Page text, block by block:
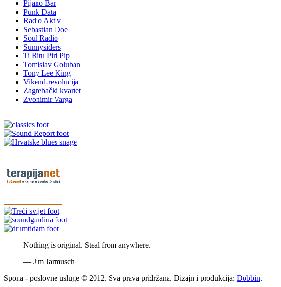
Pijano Bar
Punk Data
Radio Aktiv
Sebastian Doe
Soul Radio
Sunnysiders
Ti Ritu Piri Pip
Tomislav Goluban
Tony Lee King
Vikend-revolucija
Zagrebački kvartet
Zvonimir Varga
Nothing is original. Steal from anywhere.
— Jim Jarmusch
Spona - poslovne usluge © 2012. Sva prava pridržana. Dizajn i produkcija: Dobbin.